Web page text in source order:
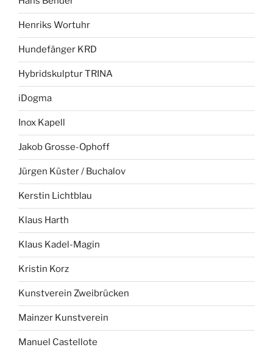
Henriks Wortuhr
Hundefänger KRD
Hybridskulptur TRINA
iDogma
Inox Kapell
Jakob Grosse-Ophoff
Jürgen Küster / Buchalov
Kerstin Lichtblau
Klaus Harth
Klaus Kadel-Magin
Kristin Korz
Kunstverein Zweibrücken
Mainzer Kunstverein
Manuel Castellote